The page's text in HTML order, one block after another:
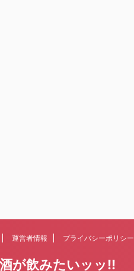
運営者情報 プライバシーポリシー
が飲みたいッッ!!